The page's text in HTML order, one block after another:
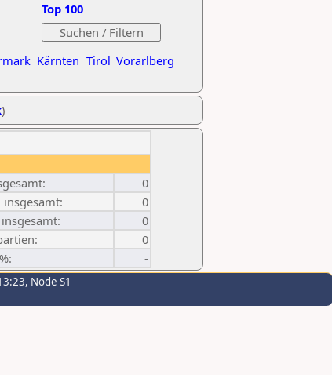
Kärnten Tirol Vorarlberg
Top 100
)
0
insgesamt:
0
0
0
-
Node S1